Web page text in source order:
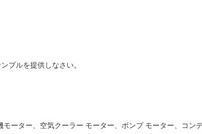
プルを提供しなさい。
ーター、空気クーラー モーター、ポンプ モーター、コン